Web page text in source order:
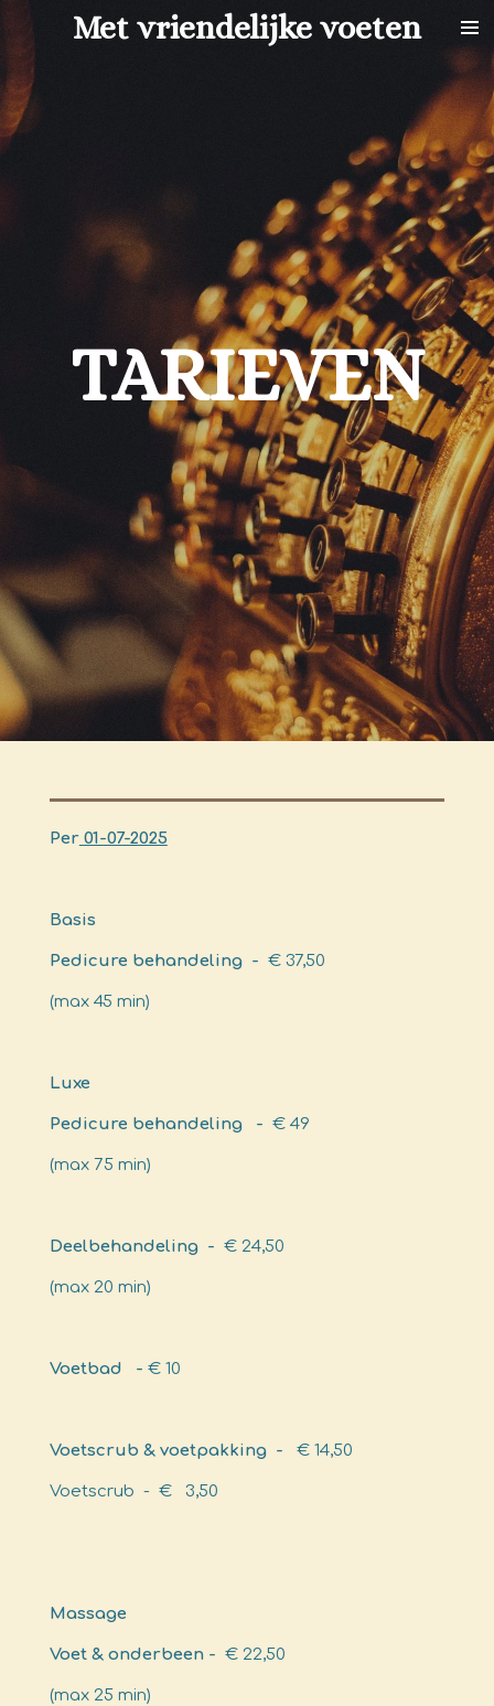
naar
de
hoofdinhoud
Met vriendelijke voeten
TARIEVEN
Per01-07-2025
Basis
Pedicure behandeling - € 37,50
(max 45 min)
Luxe
Pedicure behandeling - € 49
(max 75 min)
Deelbehandeling - € 24,50
(max 20 min)
Voetbad - € 10
Voetscrub & voetpakking - € 14,50
Voetscrub - € 3,50
Massage
Voet & onderbeen - € 22,50
(max 25 min)